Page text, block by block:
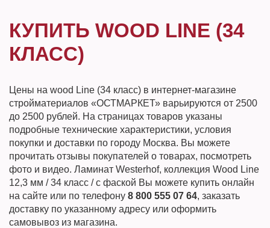
КУПИТЬ WOOD LINE (34
КЛАСС)
Цены на wood Line (34 класс) в интернет-магазине
стройматериалов «ОСТМАРКЕТ» варьируются от 2500
до 2500 рублей. На страницах товаров указаны
подробные технические характеристики, условия
покупки и доставки по городу Москва. Вы можете
прочитать отзывы покупателей о товарах, посмотреть
фото и видео. Ламинат Westerhof, коллекция Wood Line
12,3 мм / 34 класс / с фаской Вы можете купить онлайн
на сайте или по телефону 8 800 555 07 64, заказать
доставку по указанному адресу или оформить
самовывоз из магазина.